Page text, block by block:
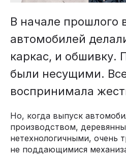
В начале прошлого
автомобилей
каркас, и обшивку.
были несущими.
воспринимала
Но, когда выпуск
производством,
нетехнологичными, очень
не поддающимися